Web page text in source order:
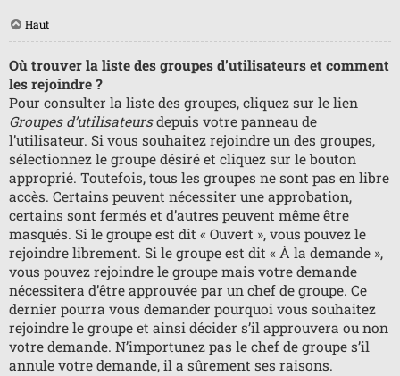
Haut
Où trouver la liste des groupes d’utilisateurs et comment
les rejoindre ?
Pour consulter la liste des groupes, cliquez sur le lien
Groupes d’utilisateursdepuis votre panneau de
l’utilisateur. Si vous souhaitez rejoindre un des groupes,
sélectionnez le groupe désiré et cliquez sur le bouton
approprié. Toutefois, tous les groupes ne sont pas en libre
accès. Certains peuvent nécessiter une approbation,
certains sont fermés et d’autres peuvent même être
masqués. Si le groupe est dit « Ouvert », vous pouvez le
rejoindre librement. Si le groupe est dit « À la demande »,
vous pouvez rejoindre le groupe mais votre demande
nécessitera d’être approuvée par un chef de groupe. Ce
dernier pourra vous demander pourquoi vous souhaitez
rejoindre le groupe et ainsi décider s’il approuvera ou non
votre demande. N’importunez pas le chef de groupe s’il
annule votre demande, il a sûrement ses raisons.